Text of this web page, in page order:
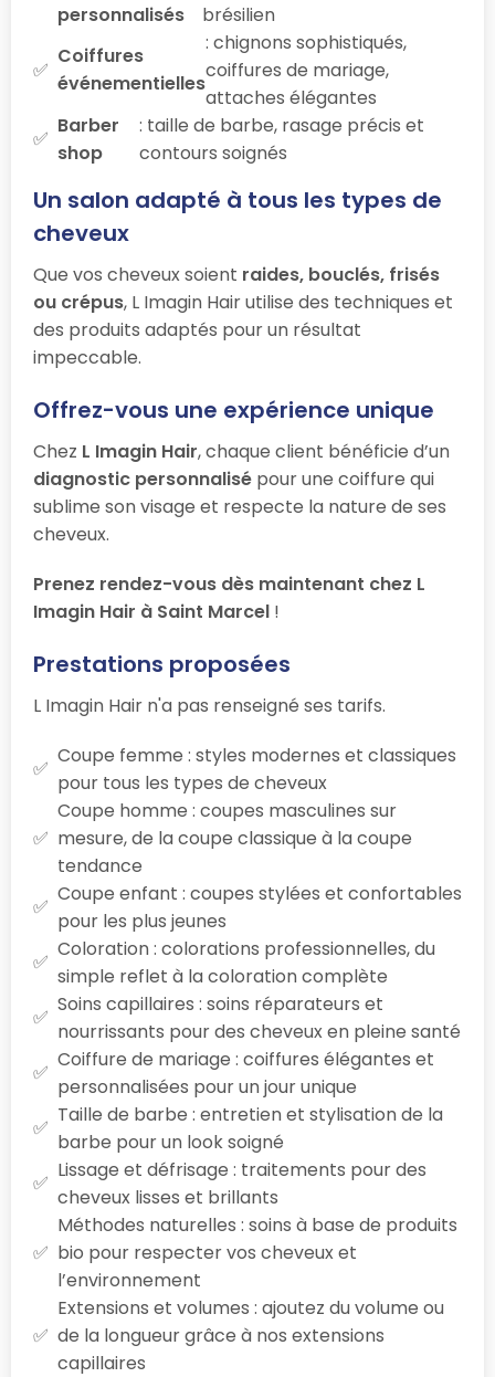
personnalisés
brésilien
Coiffures
événementielles
: chignons sophistiqués,
coiffures de mariage,
attaches élégantes
Barber
shop
: taille de barbe, rasage précis et
contours soignés
Un salon adapté à tous les types de
cheveux
Que vos cheveux soient raides, bouclés, frisés
ou crépus, L Imagin Hair utilise des techniques et
des produits adaptés pour un résultat
impeccable.
Offrez-vous une expérience unique
Chez L Imagin Hair, chaque client bénéficie d’un
diagnostic personnalisé pour une coiffure qui
sublime son visage et respecte la nature de ses
cheveux.
Prenez rendez-vous dès maintenant chez L
Imagin Hair à Saint Marcel !
Prestations proposées
L Imagin Hair n'a pas renseigné ses tarifs.
Coupe femme : styles modernes et classiques
pour tous les types de cheveux
Coupe homme : coupes masculines sur
mesure, de la coupe classique à la coupe
tendance
Coupe enfant : coupes stylées et confortables
pour les plus jeunes
Coloration : colorations professionnelles, du
simple reflet à la coloration complète
Soins capillaires : soins réparateurs et
nourrissants pour des cheveux en pleine santé
Coiffure de mariage : coiffures élégantes et
personnalisées pour un jour unique
Taille de barbe : entretien et stylisation de la
barbe pour un look soigné
Lissage et défrisage : traitements pour des
cheveux lisses et brillants
Méthodes naturelles : soins à base de produits
bio pour respecter vos cheveux et
l’environnement
Extensions et volumes : ajoutez du volume ou
de la longueur grâce à nos extensions
capillaires